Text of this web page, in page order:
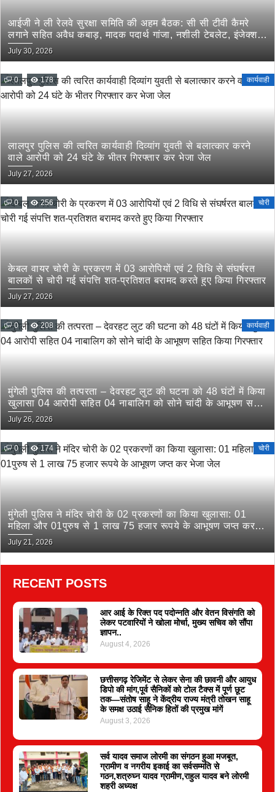
आईजी ने ली रेलवे सुरक्षा समिति की अहम बैठक: सी सी टीवी कैमरे
लगाने सहित अवैध कबाड़, मादक पदार्थ गांजा, नशीली टेबलेट, इंजेक्शन
इत्यादि की रेलवे के माध्यम से तस्करी रोकने के लिए संयुक्त कार्यवाही
के दिये गये निर्देश
July 30, 2026
0 178 कार्यवाही
लालपुर पुलिस की त्वरित कार्यवाही दिव्यांग युवती से बलात्कार करने
वाले आरोपी को 24 घंटे के भीतर गिरफ्तार कर भेजा जेल
July 27, 2026
0 256 चोरी
केबल वायर चोरी के प्रकरण में 03 आरोपियों एवं 2 विधि से संघर्षरत
बालकों से चोरी गई संपत्ति शत-प्रतिशत बरामद करते हुए किया गिरफ्तार
July 27, 2026
0 208 कार्यवाही
मुंगेली पुलिस की तत्परता – देवरहट लुट की घटना को 48 घंटों में किया
खुलासा 04 आरोपी सहित 04 नाबालिग को सोने चांदी के आभूषण सहित
किया गिरफ्तार
July 26, 2026
0 174 चोरी
मुंगेली पुलिस ने मंदिर चोरी के 02 प्रकरणों का किया खुलासा: 01
महिला और 01पुरुष से 1 लाख 75 हजार रूपये के आभूषण जप्त कर
भेजा जेल
July 21, 2026
RECENT POSTS
आर आई के रिक्त पद पदोन्नति और वेतन विसंगति को
लेकर पटवारियों ने खोला मोर्चा, मुख्य सचिव को सौंपा
ज्ञापन..
August 4, 2026
छत्तीसगढ़ रेजिमेंट से लेकर सेना की छावनी और आयुध
डिपो की मांग,पूर्व सैनिकों को टोल टैक्स में पूर्ण छूट
तक—संतोष साहू ने केंद्रीय राज्य मंत्री तोखन साहू
के समक्ष उठाई सैनिक हितों की प्रमुख मांगें
August 3, 2026
सर्व यादव समाज लोरमी का संगठन हुआ मजबूत,
ग्रामीण व नगरीय इकाई का सर्वसम्मति से
गठन,शत्रुघ्न यादव ग्रामीण,राहुल यादव बने लोरमी
शहरी अध्यक्ष